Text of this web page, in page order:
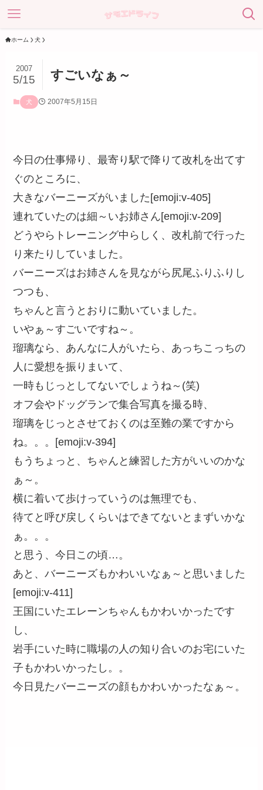
ホーム 犬
すごいなぁ～
2007
5/15
犬 2007年5月15日
今日の仕事帰り、最寄り駅で降りて改札を出てす
ぐのところに、
大きなバーニーズがいました[emoji:v-405]
連れていたのは細～いお姉さん[emoji:v-209]
どうやらトレーニング中らしく、改札前で行った
り来たりしていました。
バーニーズはお姉さんを見ながら尻尾ふりふりし
つつも、
ちゃんと言うとおりに動いていました。
いやぁ～すごいですね～。
瑠璃なら、あんなに人がいたら、あっちこっちの
人に愛想を振りまいて、
一時もじっとしてないでしょうね～(笑)
オフ会やドッグランで集合写真を撮る時、
瑠璃をじっとさせておくのは至難の業ですから
ね。。。[emoji:v-394]
もうちょっと、ちゃんと練習した方がいいのかな
ぁ～。
横に着いて歩けっていうのは無理でも、
待てと呼び戻しくらいはできてないとまずいかな
ぁ。。。
と思う、今日この頃…。
あと、バーニーズもかわいいなぁ～と思いました
[emoji:v-411]
王国にいたエレーンちゃんもかわいかったです
し、
岩手にいた時に職場の人の知り合いのお宅にいた
子もかわいかったし。。
今日見たバーニーズの顔もかわいかったなぁ～。